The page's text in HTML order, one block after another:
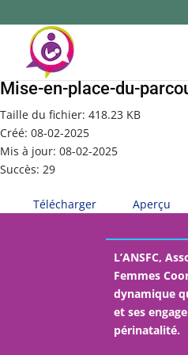
Mise-en-place-du-
Taille du fichier: 418.23 KB
Créé: 08-02-2025
Mis à jour: 08-02-2025
Succès: 29
Télécharger Aperçu
L’ANSFC,
Femmes
dynamique
et ses
périnatalité.